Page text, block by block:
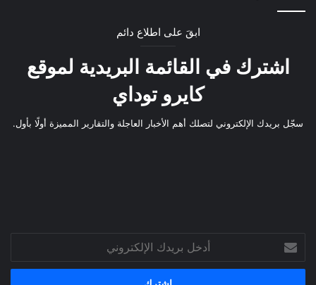
ابقَ على اطلاع دائم
اشترك في القائمة البريدية لموقع
كايرو توداي
سجّل بريدك الإلكتروني لتصلك أهم الأخبار العاجلة والتقارير المميزة أولًا بأول.
بريدك
الإلكتروني